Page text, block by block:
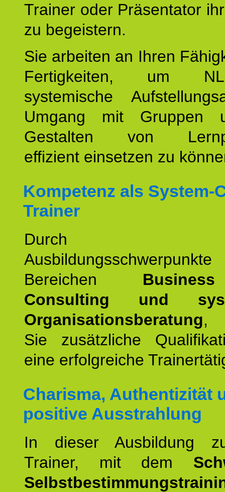
Trainer oder Präsentator
zu begeistern.
Sie arbeiten an Ihren
Fertigkeiten, um
systemische
Umgang mit Gruppen
Gestalten von
effizient einsetzen zu
Kompetenz als System-
Trainer
Durch
Bereichen
Consulting und
Organisationsberatung,
Sie zusätzliche
eine erfolgreiche
Charisma, Authentizität
positive Ausstrahlung
In dieser Ausbildung
Trainer, mit dem